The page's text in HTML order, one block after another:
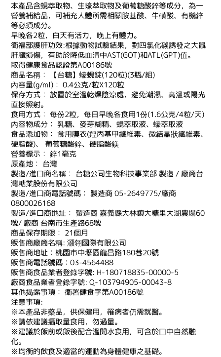
本產品含蜆萃取物、生蠔萃取物及葡萄糖酸鋅等成分，為一
營養補給品，可補充人體所需相關胺基酸、牛磺酸、有機鋅
等必須成分。
早晚各2粒，白天有活力，晚上有體力。
衛福部護肝功效:根據動物試驗結果，對四氯化碳誘發之大鼠
肝臟損傷，有助於降低血清中AST(GOT)和ATL(GPT)值。
取得健康食品認證第A00186號
商品名稱： 【台糖】蠔蜆錠(120粒)(3瓶/組)
內容量(g/ml)： 0.4公克/粒X120粒
保存方式： 放置於室溫乾燥陰涼處，避免潮濕、高溫或陽光
直接照射。
食用方式： 每份2粒，每日早晚各食用1份(1.6公克/4粒/天)
內容物成分： 乳糖、麥芽糊精、蜆萃取液、蠔萃取液
食品添加物： 食用膜衣(羥丙基甲纖維素、微結晶狀纖維素、
硬脂酸)、 葡萄糖酸鋅、硬脂酸鎂
營養標示： 鋅1毫克
原產地： 台灣
製造/進口商名稱： 台糖公司生物科技事業部 製造 / 廠商台
灣糖業股份有限公司
製造/進口商電話號碼： 製造商 05-2649775/廠商
0800026168
製造/進口商地址： 製造商 嘉義縣大林鎮大糖里大湖農場60
號/ 廠商 台南市生產路68號
商品保存期限： 21個月
販售商廠商名稱: 灝翎國際有限公司
販售商地址：桃園市中壢區龍昌路180巷20號
販售商電話號碼：03-4564488
販售商食品業者登錄字號: H-180718835-00000-5
廠商食品業者登錄字號: Q-103794905-00043-8
其他揭露事項： 衛署健食字第A00186號
注意事項:
※本產品非藥品，供保健用，罹病者仍需就醫。
※請依建議攝取量食用，勿過量。
※建議於飯前或飯後配合溫開水食用，可含於口中自然融
化。
※均衡的飲食及適當的運動為身體健康之基礎。